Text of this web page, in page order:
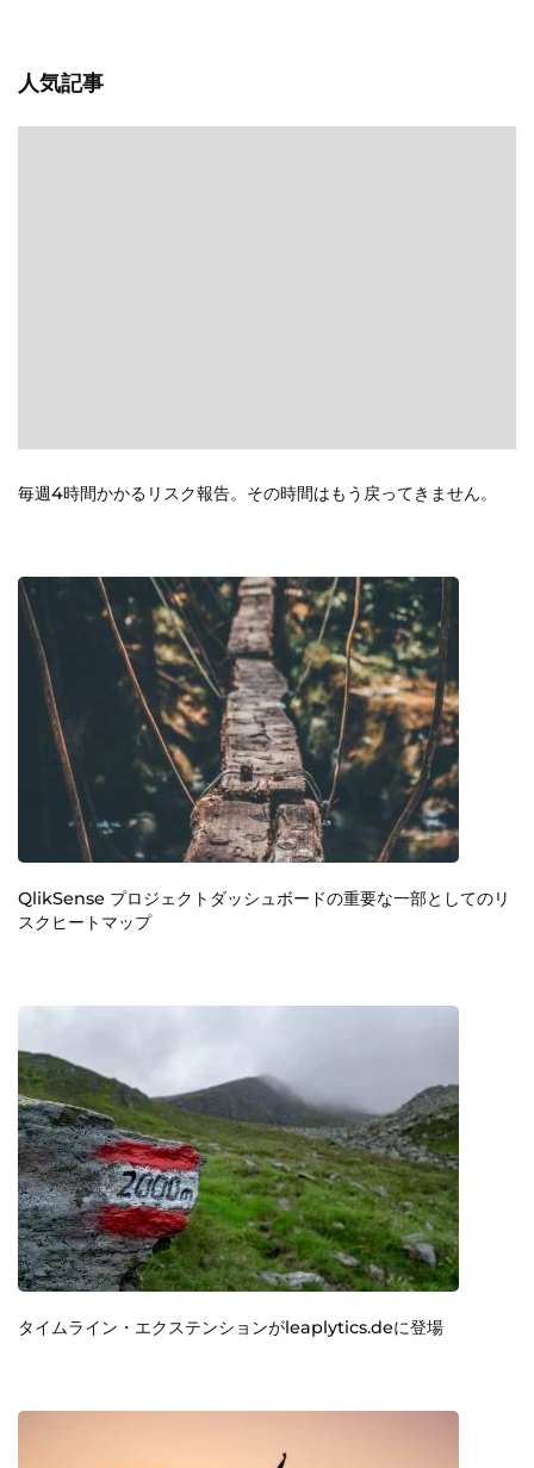
人気記事
毎週4時間かかるリスク報告。その時間はもう戻ってきません。
QlikSense プロジェクトダッシュボードの重要な一部としてのリ
スクヒートマップ
タイムライン・エクステンションがleaplytics.deに登場